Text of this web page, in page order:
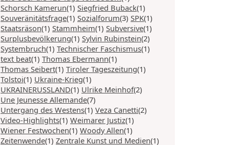
Schorsch Kamerun(1) Siegfried Buback(1)
Souveränitätsfrage(1) Sozialforum(3) SPK(1)
Staatsräson(1) Stammheim(1) Subversive(1)
Surplusbevölkerung(1) Sylvin Rubinstein(2)
Systembruch(1) Technischer Faschismus(1)
text beat(1) Thomas Ebermann(1)
Thomas Seibert(1) Tiroler Tageszeitung(1)
Tolstoi(1) Ukraine-Krieg(1)
UKRAINERUSSLAND(1) Ulrike Meinhof(2)
Une Jeunesse Allemande(7)
Untergang des Westens(1) Veza Canetti(2)
Video-Highlights(1) Weimarer Justiz(1)
Wiener Festwochen(1) Woody Allen(1)
Zeitenwende(1) Zentrale Kunst und Medien(1)